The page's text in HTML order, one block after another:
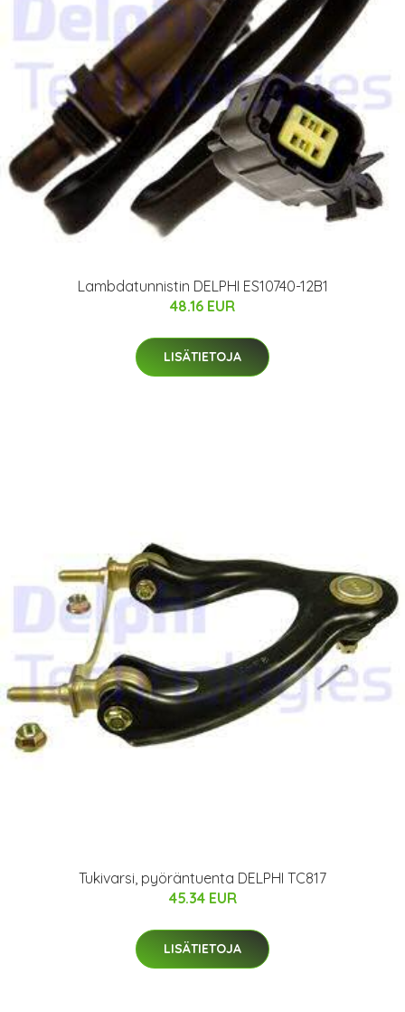
Lambdatunnistin DELPHI ES10740-12B1
48.16 EUR
LISÄTIETOJA
Tukivarsi, pyöräntuenta DELPHI TC817
45.34 EUR
LISÄTIETOJA